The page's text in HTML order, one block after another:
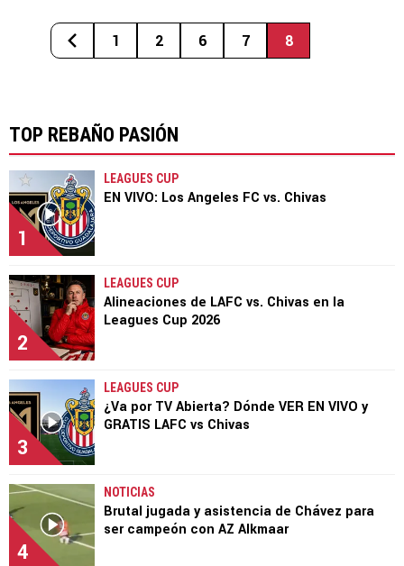
1 2 6 7 8
TOP REBAÑO PASIÓN
1
LEAGUES CUP
EN VIVO: Los Angeles FC vs. Chivas
2
LEAGUES CUP
Alineaciones de LAFC vs. Chivas en la
Leagues Cup 2026
3
LEAGUES CUP
¿Va por TV Abierta? Dónde VER EN VIVO y
GRATIS LAFC vs Chivas
4
NOTICIAS
Brutal jugada y asistencia de Chávez para
ser campeón con AZ Alkmaar